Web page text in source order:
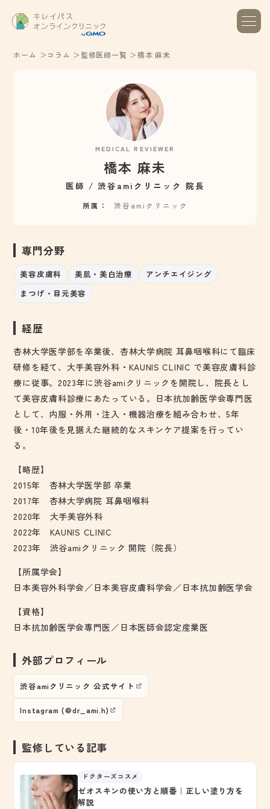
ホーム コラム 監修医師一覧 橋本 麻未
MEDICAL REVIEWER
橋本 麻未
医師 / 渋谷amiクリニック 院長
所属 渋谷amiクリニック
専門分野
美容皮膚科 美肌・美白治療
アンチエイジング
まつげ・目元美容
経歴
杏林大学医学部を卒業後、杏林大学病院 耳鼻咽喉科にて臨床
研修を経て、大手美容外科・KAUNIS CLINIC で美容皮膚科診
療に従事。2023年に渋谷amiクリニックを開院し、院長とし
て美容皮膚科診療にあたっている。日本抗加齢医学会専門医
として、内服・外用・注入・機器治療を組み合わせ、5年
後・10年後を見据えた継続的なスキンケア提案を行ってい
る。
【略歴】
2015年 杏林大学医学部 卒業
2017年 杏林大学病院 耳鼻咽喉科
2020年 大手美容外科
2022年 KAUNIS CLINIC
2023年 渋谷amiクリニック 開院（院長）
【所属学会】
日本美容外科学会／日本美容皮膚科学会／日本抗加齢医学会
【資格】
日本抗加齢医学会専門医／日本医師会認定産業医
外部プロフィール
渋谷amiクリニック 公式サイト
Instagram (@dr_ami.h)
監修している記事
ドクターズコスメ
ゼオスキンの使い方と順番｜正しい塗り方を
解説